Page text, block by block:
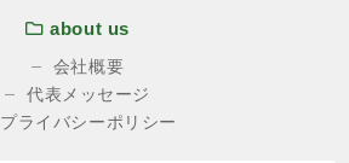
about us
会社概要
代表メッセージ
プライバシーポリシー